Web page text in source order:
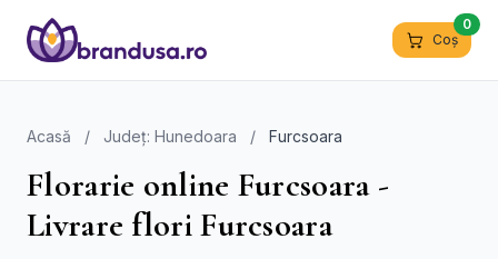
Coș
0
Acasă / Județ: Hunedoara / Furcsoara
Florarie online Furcsoara -
Livrare flori Furcsoara